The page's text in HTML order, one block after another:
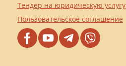
Тендер на юридическую услугу
Пользовательское соглашение